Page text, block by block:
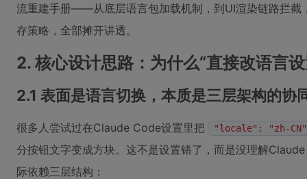
流重建手册——从底层语言包加载机制，到UI渲染链路拦
存策略，全部摊开讲透。
2. 核心设计思路：为什么“直接改语言
2.1 表面是语言切换，本质是三层架构的协
很多人尝试过在Claude Code设置里把 "locale": "zh-CN"
分按钮文字变成方块。这不是设置错了，而是没理解
际依赖三层结构：